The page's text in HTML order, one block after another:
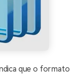
que o formato